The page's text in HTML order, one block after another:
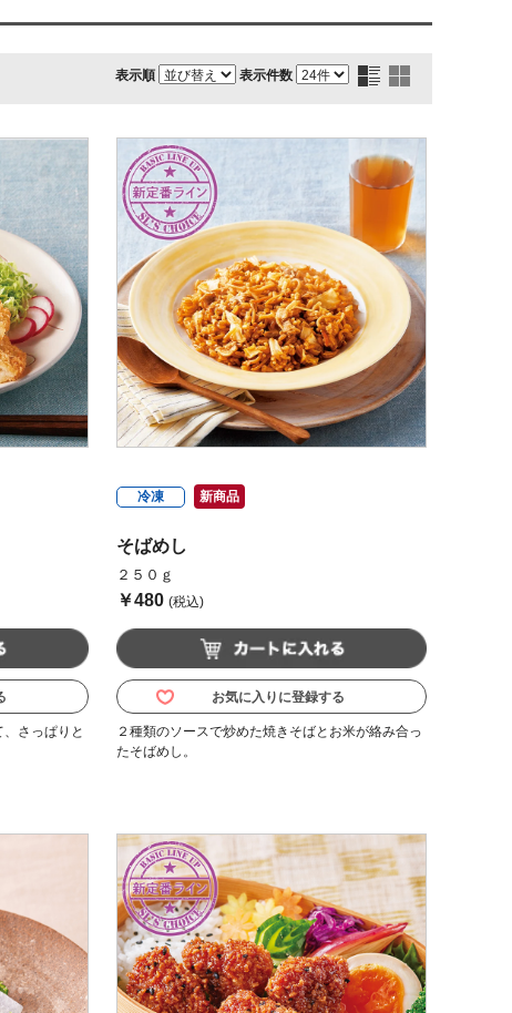
表示順 表示件数
さっぱりと
冷凍 新商品
そばめし
２５０ｇ
￥480 (税込)
お気に入りに登録する
２種類のソースで炒めた焼きそばとお米が絡み合っ
たそばめし。